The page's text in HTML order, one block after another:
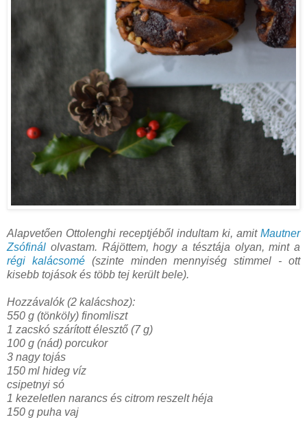
Alapvetően Ottolenghi receptjéből indultam ki, amit Mautner
Zsófinál olvastam. Rájöttem, hogy a tésztája olyan, mint a
régi kalácsomé(szinte minden mennyiség stimmel - ott
kisebb tojások és több tej került bele).
Hozzávalók (2 kalácshoz):
550 g (tönköly) finomliszt
1 zacskó szárított élesztő (7 g)
100 g (nád) porcukor
3 nagy tojás
150 ml hideg víz
csipetnyi só
1 kezeletlen narancs és citrom reszelt héja
150 g puha vaj